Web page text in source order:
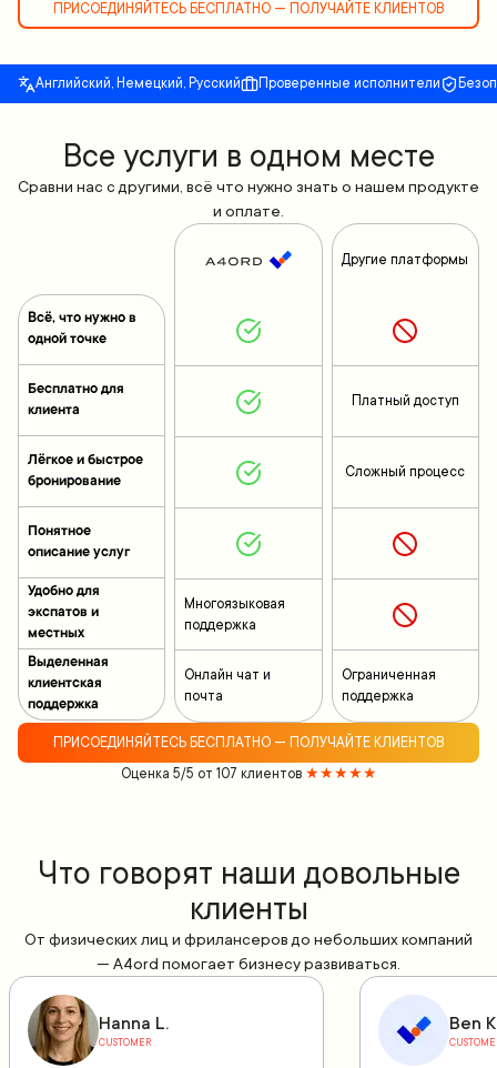
ПРИСОЕДИНЯЙТЕСЬ БЕСПЛАТНО — ПОЛУЧАЙТЕ КЛИЕНТОВ
Английский, Немецкий, Русский Проверенные исполнители
Все yслуги в одном месте
Сравни нас с другими, всё что нужно знать о нашем продукте
и оплате.
Всё, что нужно в
одной точке
Бесплатно для
клиента
Лёгкое и быстрое
бронирование
Понятное
описание услуг
Удобно для
экспатов и
местных
Выделенная
клиентская
поддержка
Многоязыковая
поддержка
Онлайн чат и
почта
Другие платформы
Платный доступ
Сложный процесс
Ограниченная
поддержка
ПРИСОЕДИНЯЙТЕСЬ БЕСПЛАТНО — ПОЛУЧАЙТЕ КЛИЕНТОВ
Оценка 5/5 от 107 клиентов ★★★★★
Что говорят наши довольные
клиенты
От физических лиц и фрилансеров до небольших компаний
— A4ord помогает бизнесу развиваться.
Hanna L.
CUSTOMER
Ben